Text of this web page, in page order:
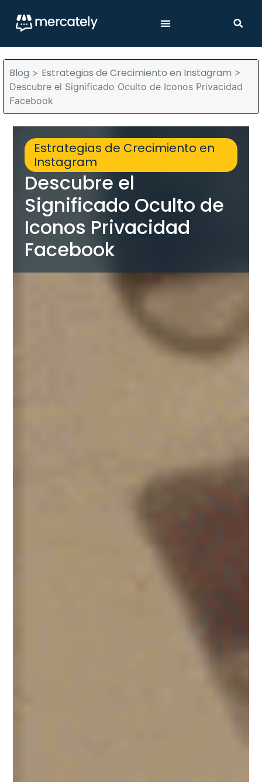
Blog > Estrategias de Crecimiento en Instagram >
Descubre el Significado Oculto de Iconos Privacidad
Facebook
Estrategias de Crecimiento en
Instagram
Descubre el
Significado Oculto de
Iconos Privacidad
Facebook